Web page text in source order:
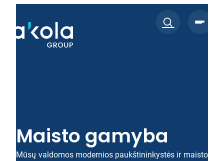
turinio
Maisto gamyba
Mūsų valdomos modernios paukštininkystės ir maisto